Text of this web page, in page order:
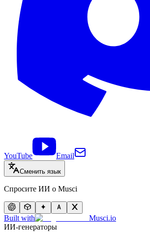
YouTube Email
Сменить язык
Спросите ИИ о Musci
Built with
Musci.io
ИИ-генераторы